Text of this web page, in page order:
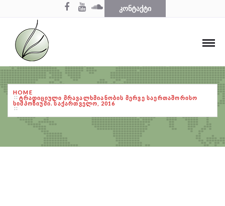
ᲙᲝᲜᲢᲐᲥᲢᲘ
HOME
ᲢᲠᲐᲓᲘᲪᲘᲣᲚᲘ ᲛᲠᲐᲕᲐᲚᲮᲛᲘᲐᲜᲝᲑᲘᲡ ᲛᲔᲠᲕᲔ ᲡᲐᲔᲠᲗᲐᲨᲝᲠᲘᲡᲝ
ᲡᲘᲛᲞᲝᲖᲘᲣᲛᲘ. ᲡᲐᲥᲐᲠᲗᲕᲔᲚᲝ, 2016